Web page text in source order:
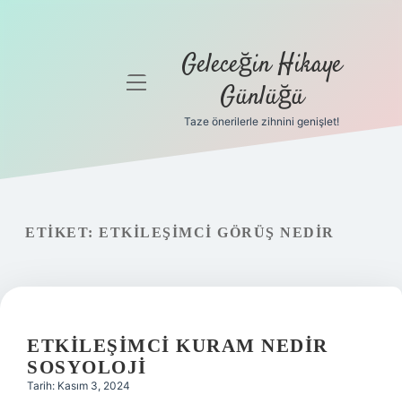
Gizlilik
Yasal Uyarı
Hakkımızda
menüyü Geleceğin Hikaye
Günlüğü
Taze önerilerle zihnini genişlet!
ETIKET: ETKILEŞIMCI GÖRÜŞ NEDIR
ETKILEŞIMCI KURAM NEDIR
SOSYOLOJI
Tarih: Kasım 3, 2024